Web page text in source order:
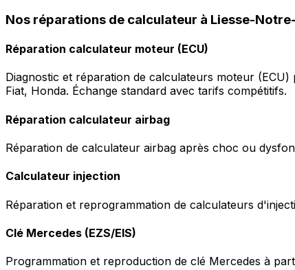
Nos réparations de calculateur à Liesse-
Réparation calculateur moteur (ECU)
Diagnostic et réparation de calculateurs moteur
Fiat, Honda. Échange standard avec tarifs compétitifs.
Réparation calculateur airbag
Réparation de calculateur airbag après choc ou
Calculateur injection
Réparation et reprogrammation de calculateurs
Clé Mercedes (EZS/EIS)
Programmation et reproduction de clé Mercedes à